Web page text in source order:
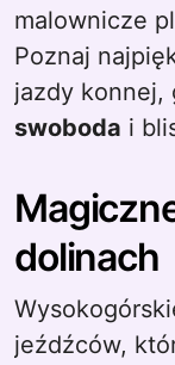
malownicze
Poznaj
jazdy konnej,
swoboda i
dolinach
jeźdźców,